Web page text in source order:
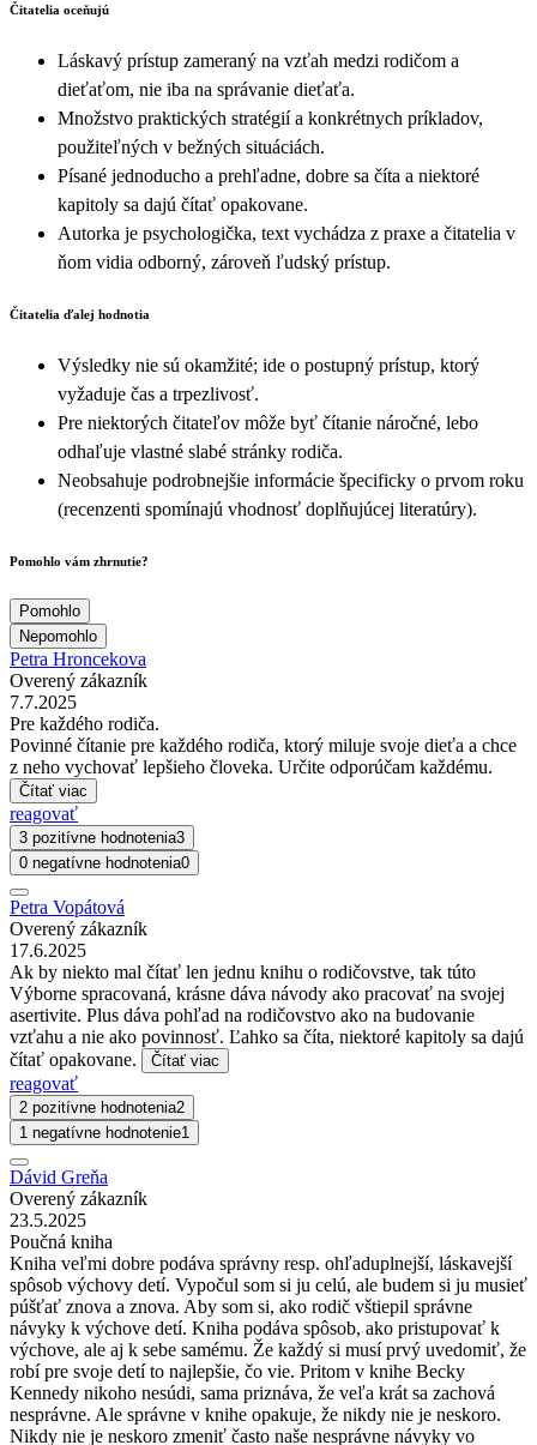
Čitatelia oceňujú
Láskavý prístup zameraný na vzťah medzi rodičom a
dieťaťom, nie iba na správanie dieťaťa.
Množstvo praktických stratégií a konkrétnych príkladov,
použiteľných v bežných situáciách.
Písané jednoducho a prehľadne, dobre sa číta a niektoré
kapitoly sa dajú čítať opakovane.
Autorka je psychologička, text vychádza z praxe a čitatelia v
ňom vidia odborný, zároveň ľudský prístup.
Čitatelia ďalej hodnotia
Výsledky nie sú okamžité; ide o postupný prístup, ktorý
vyžaduje čas a trpezlivosť.
Pre niektorých čitateľov môže byť čítanie náročné, lebo
odhaľuje vlastné slabé stránky rodiča.
Neobsahuje podrobnejšie informácie špecificky o prvom roku
(recenzenti spomínajú vhodnosť doplňujúcej literatúry).
Pomohlo vám zhrnutie?
Pomohlo
Nepomohlo
Petra Hroncekova
Overený zákazník
7.7.2025
Pre každého rodiča.
Povinné čítanie pre každého rodiča, ktorý miluje svoje dieťa a chce
z neho vychovať lepšieho človeka. Určite odporúčam každému.
Čítať viac
reagovať
3 pozitívne hodnotenia3
0 negatívne hodnotenia0
Petra Vopátová
Overený zákazník
17.6.2025
Ak by niekto mal čítať len jednu knihu o rodičovstve, tak túto
Výborne spracovaná, krásne dáva návody ako pracovať na svojej
asertivite. Plus dáva pohľad na rodičovstvo ako na budovanie
vzťahu a nie ako povinnosť. Ľahko sa číta, niektoré kapitoly sa dajú
čítať opakovane.
Čítať viac
reagovať
2 pozitívne hodnotenia2
1 negatívne hodnotenie1
Dávid Greňa
Overený zákazník
23.5.2025
Poučná kniha
Kniha veľmi dobre podáva správny resp. ohľaduplnejší, láskavejší
spôsob výchovy detí. Vypočul som si ju celú, ale budem si ju musieť
púšťať znova a znova. Aby som si, ako rodič vštiepil správne
návyky k výchove detí. Kniha podáva spôsob, ako pristupovať k
výchove, ale aj k sebe samému. Že každý si musí prvý uvedomiť, že
robí pre svoje detí to najlepšie, čo vie. Pritom v knihe Becky
Kennedy nikoho nesúdi, sama priznáva, že veľa krát sa zachová
nesprávne. Ale správne v knihe opakuje, že nikdy nie je neskoro.
Nikdy nie je neskoro zmeniť často naše nesprávne návyky vo